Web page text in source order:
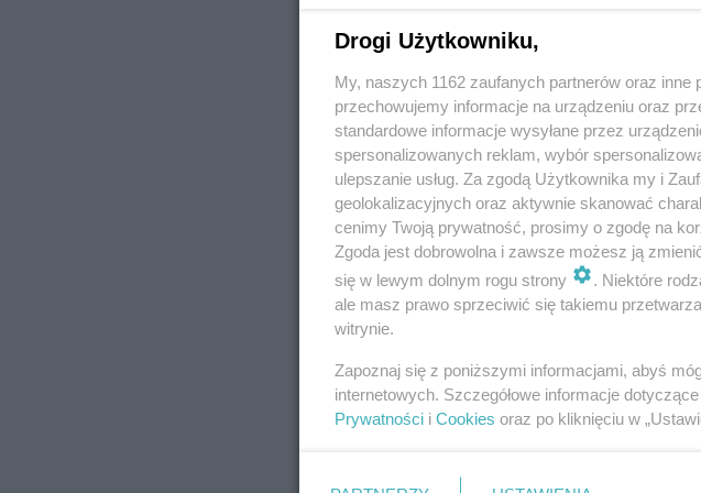
REKLAMA
Drogi Użytkowniku,
My, naszych 1162 zaufanych partnerów oraz
przechowujemy informacje na urządzeniu oraz
standardowe informacje wysyłane przez
spersonalizowanych reklam, wybór
ulepszanie usług. Za zgodą Użytkownika my i
geolokalizacyjnych oraz aktywnie skanować
cenimy Twoją prywatność, prosimy o zgodę na
Zgoda jest dobrowolna i zawsze możesz ją
się w lewym dolnym rogu strony
. Niektóre
ale masz prawo sprzeciwić się takiemu
witrynie.
Zapoznaj się z poniższymi informacjami, abyś
internetowych. Szczegółowe informacje
Prywatności i Cookies oraz po kliknięciu w